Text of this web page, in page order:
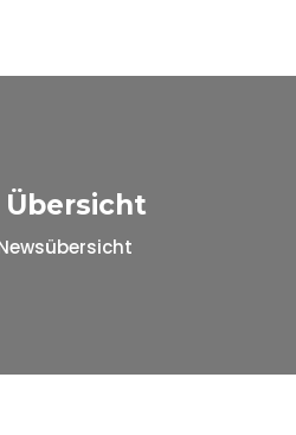
Übersicht